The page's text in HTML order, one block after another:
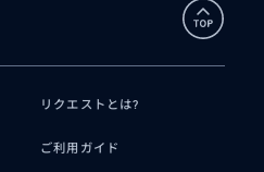
リクエストとは?
ご利用ガイド